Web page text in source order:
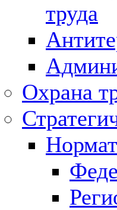
труда
Охрана